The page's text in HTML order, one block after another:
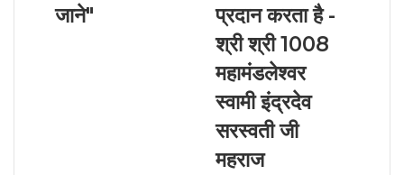
जाने"
प्रदान करता है -
श्री श्री 1008
महामंडलेश्वर
स्वामी इंद्रदेव
सरस्वती जी
महराज